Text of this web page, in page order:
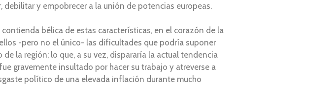
y empobrecer a la unión de potencias europeas.
bélica de estas características, en el corazón de la
-pero no el único- las dificultades que podría suponer
la región; lo que, a su vez, dispararía la actual tendencia
gravemente insultado por hacer su trabajo y atreverse a
político de una elevada inflación durante mucho